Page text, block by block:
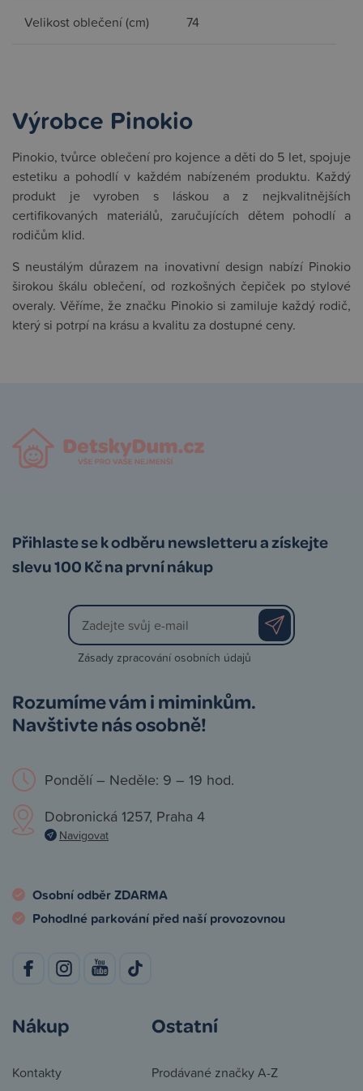
Velikost oblečení (cm) 74
Výrobce Pinokio
Pinokio, tvůrce oblečení pro kojence a děti do 5 let, spojuje
estetiku a pohodlí v každém nabízeném produktu. Každý
produkt je vyroben s láskou a z nejkvalitnějších
certifikovaných materiálů, zaručujících dětem pohodlí a
rodičům klid.
S neustálým důrazem na inovativní design nabízí Pinokio
širokou škálu oblečení, od rozkošných čepiček po stylové
overaly. Věříme, že značku Pinokio si zamiluje každý rodič,
který si potrpí na krásu a kvalitu za dostupné ceny.
Přihlaste se k odběru newsletteru a získejte
slevu 100 Kč na první nákup
Zásady zpracování osobních údajů
Rozumíme vám i miminkům.
Navštivte nás osobně!
Pondělí – Neděle: 9 – 19 hod.
Dobronická 1257, Praha 4
Navigovat
Osobní odběr ZDARMA
Pohodlné parkování před naší provozovnou
Nákup
Kontakty
Ostatní
Prodávané značky A-Z